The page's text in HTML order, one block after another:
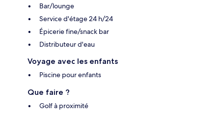
Bar/lounge
Service d'étage 24 h/24
Épicerie fine/snack bar
Distributeur d'eau
Voyage avec les enfants
Piscine pour enfants
Que faire ?
Golf à proximité